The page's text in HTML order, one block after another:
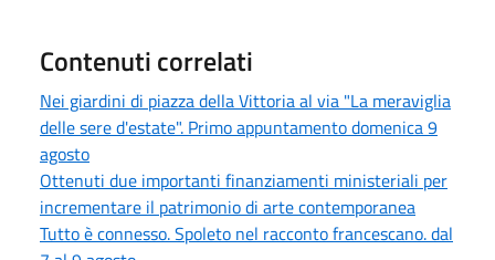
Contenuti correlati
Nei giardini di piazza della Vittoria al via "La meraviglia
delle sere d'estate". Primo appuntamento domenica 9
agosto
Ottenuti due importanti finanziamenti ministeriali per
incrementare il patrimonio di arte contemporanea
Tutto è connesso. Spoleto nel racconto francescano. dal